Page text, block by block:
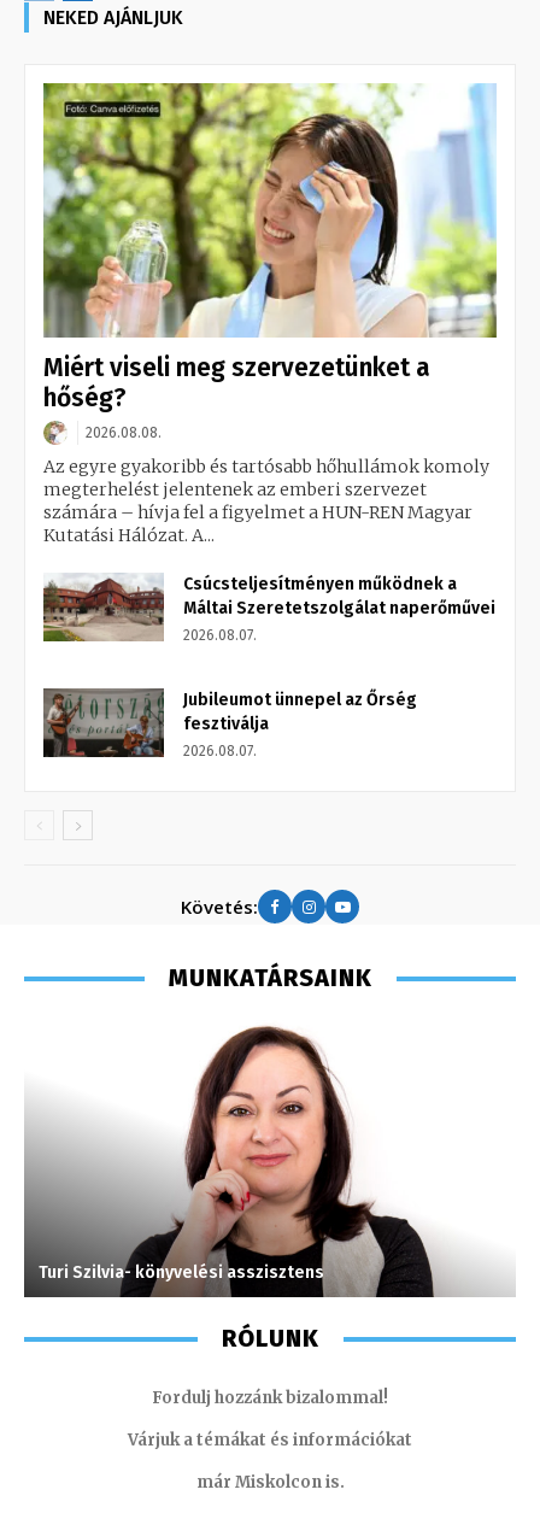
NEKED AJÁNLJUK
Miért viseli meg szervezetünket a
hőség?
2026.08.08.
Az egyre gyakoribb és tartósabb hőhullámok komoly
megterhelést jelentenek az emberi szervezet
számára – hívja fel a figyelmet a HUN-REN Magyar
Kutatási Hálózat. A...
Csúcsteljesítményen működnek a
Máltai Szeretetszolgálat naperőművei
2026.08.07.
Jubileumot ünnepel az Őrség
fesztiválja
2026.08.07.
Követés:
MUNKATÁRSAINK
Turi Szilvia- könyvelési asszisztens
RÓLUNK
Fordulj hozzánk bizalommal!
Várjuk a témákat és információkat
már Miskolcon is.